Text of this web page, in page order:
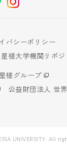
バシーポリシー
星槎大学機関リポジ
星槎グループ
公益財団法人 世
UNIVERSITY. All